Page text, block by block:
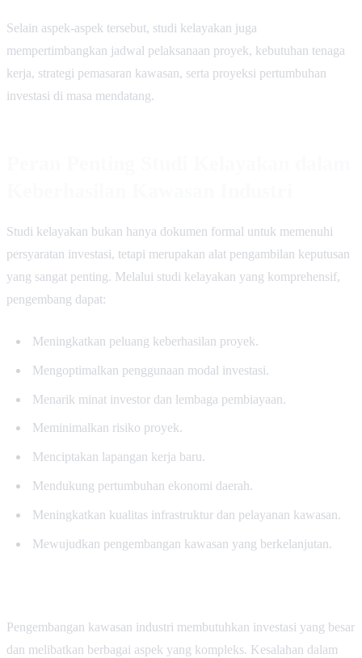
Selain aspek-aspek tersebut, studi kelayakan juga
mempertimbangkan jadwal pelaksanaan proyek, kebutuhan tenaga
kerja, strategi pemasaran kawasan, serta proyeksi pertumbuhan
investasi di masa mendatang.
Studi kelayakan bukan hanya dokumen formal untuk memenuhi
persyaratan investasi, tetapi merupakan alat pengambilan keputusan
yang sangat penting. Melalui studi kelayakan yang komprehensif,
pengembang dapat:
Meningkatkan peluang keberhasilan proyek.
Mengoptimalkan penggunaan modal investasi.
Menarik minat investor dan lembaga pembiayaan.
Meminimalkan risiko proyek.
Menciptakan lapangan kerja baru.
Mendukung pertumbuhan ekonomi daerah.
Meningkatkan kualitas infrastruktur dan pelayanan kawasan.
Mewujudkan pengembangan kawasan yang berkelanjutan.
Pengembangan kawasan industri membutuhkan investasi yang besar
dan melibatkan berbagai aspek yang kompleks. Kesalahan dalam